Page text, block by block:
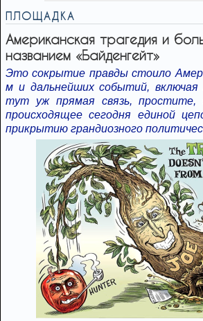
ПЛОЩАДКА
Американская трагедия и
названием «Байденгейт»
Это сокрытие правды стоило
м и дальнейших событий, включая
тут уж прямая связь, простите,
происходящее сегодня единой
прикрытию грандиозного